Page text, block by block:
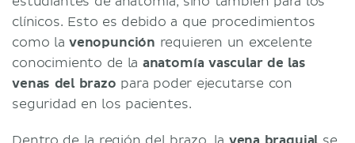
clínicos. Esto es debido a que procedimientos
como la venopunción requieren un excelente
conocimiento de la anatomía vascular de las
venas del brazo para poder ejecutarse con
seguridad en los pacientes.